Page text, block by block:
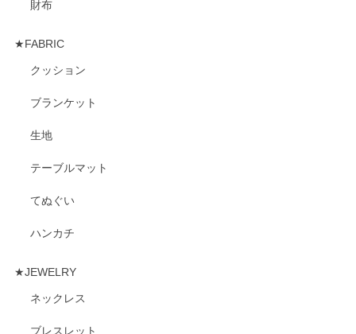
財布
★FABRIC
クッション
ブランケット
生地
テーブルマット
てぬぐい
ハンカチ
★JEWELRY
ネックレス
ブレスレット